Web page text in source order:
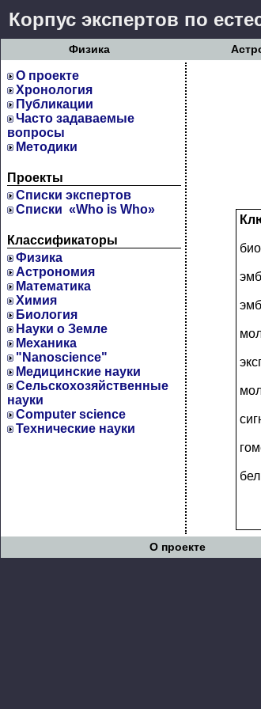
Корпус экспертов по
Физика
О проекте
Хронология
Публикации
Часто задаваемые
вопросы
Методики
Проекты
Cписки экспертов
Списки «Who is Who»
Классификаторы
Физика
Астрономия
Математика
Химия
Биология
Науки о Земле
Механика
"Nanoscience"
Медицинские науки
Сельскохозяйственные
науки
Computer science
Технические науки
О проекте